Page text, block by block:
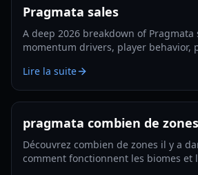
Pragmata sales
A deep 2026 breakdown of
momentum drivers, player behavior,
Lire la suite
pragmata combien de zones
Découvrez combien de zones il y a
comment fonctionnent les biomes et